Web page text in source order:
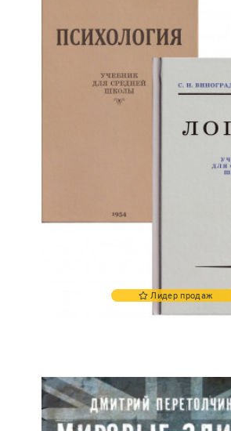
Лидер продаж